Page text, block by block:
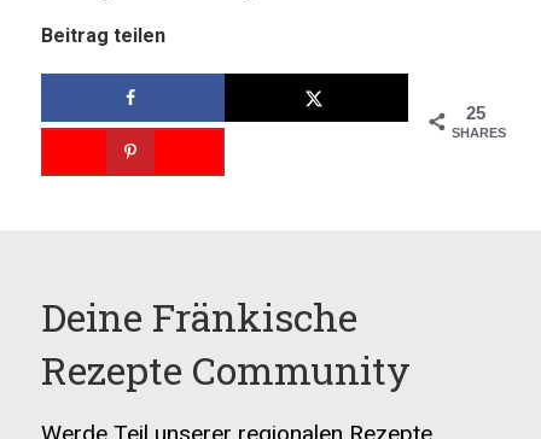
Beitrag teilen
25
SHARES
Deine Fränkische
Rezepte Community